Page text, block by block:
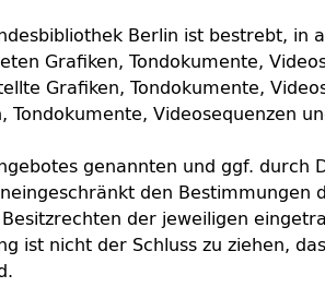
Berlin ist bestrebt, in
Grafiken, Tondokumente,
Grafiken, Tondokumente,
Videosequenzen
genannten und ggf. durch
den Bestimmungen
der jeweiligen
ist nicht der Schluss zu ziehen,